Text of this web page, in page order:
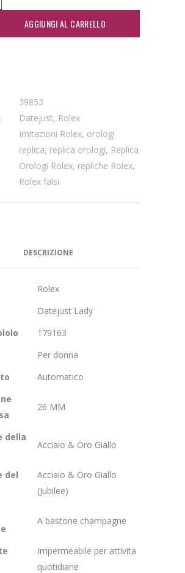
AGGIUNGI AL CARRELLO
39853
Datejust, Rolex
Imitazioni Rolex, orologi
replica, replica orologi, Replica
Orologi Rolex, repliche Rolex,
Rolex falsi
DESCRIZIONE
Rolex
Datejust Lady
179163
Per donna
Automatico
26 MM
della
Acciaio & Oro Giallo
del
Acciaio & Oro Giallo
(Jubilee)
A bastone champagne
Impermeabile per attivita
quotidiane